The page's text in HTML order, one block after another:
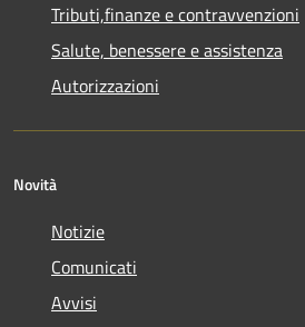
Tributi,finanze e contravvenzioni
Salute, benessere e assistenza
Autorizzazioni
Novità
Notizie
Comunicati
Avvisi